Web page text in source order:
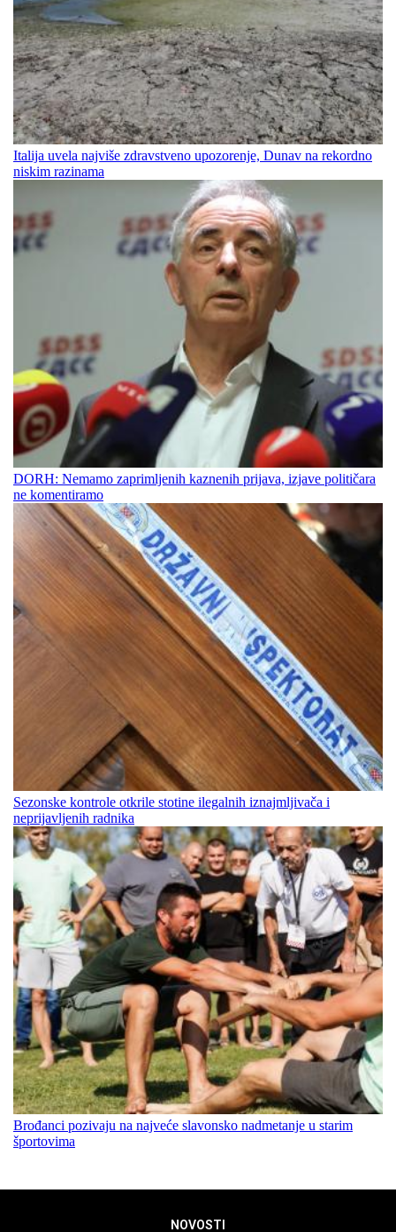
Italija uvela najviše zdravstveno upozorenje, Dunav na rekordno
niskim razinama
DORH: Nemamo zaprimljenih kaznenih prijava, izjave političara
ne komentiramo
Sezonske kontrole otkrile stotine ilegalnih iznajmljivača i
neprijavljenih radnika
Brođanci pozivaju na najveće slavonsko nadmetanje u starim
športovima
NOVOSTI